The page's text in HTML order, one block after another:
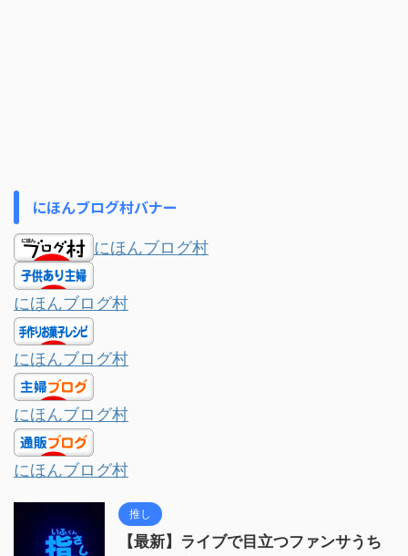
にほんブログ村バナー
にほんブログ村
にほんブログ村
にほんブログ村
にほんブログ村
にほんブログ村
推し
【最新】ライブで目立つファンサうち